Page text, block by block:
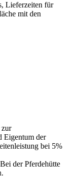
Lieferzeiten für
mit den
zur
Eigentum der
bei 5%
der Pferdehütte